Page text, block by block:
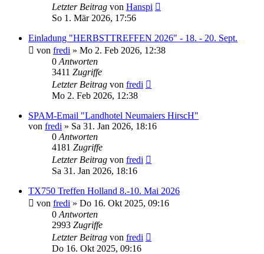
Letzter Beitrag von Hanspi
So 1. Mär 2026, 17:56
Einladung "HERBSTTREFFEN 2026" - 18. - 20. Sept.
von fredi » Mo 2. Feb 2026, 12:38
0 Antworten
3411 Zugriffe
Letzter Beitrag von fredi
Mo 2. Feb 2026, 12:38
SPAM-Email "Landhotel Neumaiers HirscH"
von fredi » Sa 31. Jan 2026, 18:16
0 Antworten
4181 Zugriffe
Letzter Beitrag von fredi
Sa 31. Jan 2026, 18:16
TX750 Treffen Holland 8.-10. Mai 2026
von fredi » Do 16. Okt 2025, 09:16
0 Antworten
2993 Zugriffe
Letzter Beitrag von fredi
Do 16. Okt 2025, 09:16